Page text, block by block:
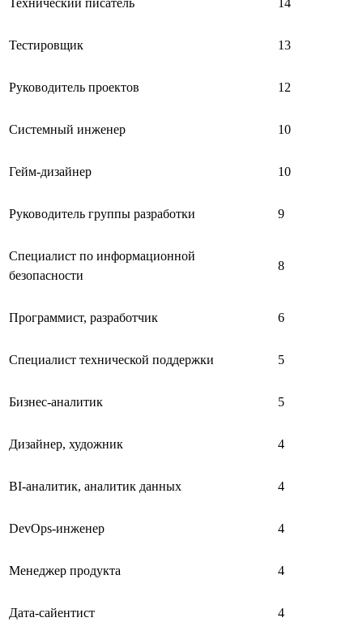
Тестировщик 13
Руководитель проектов 12
Системный инженер 10
Гейм-дизайнер 10
Руководитель группы разработки 9
Специалист по информационной
безопасности
8
Программист, разработчик 6
Специалист технической поддержки 5
Бизнес-аналитик 5
Дизайнер, художник 4
BI-аналитик, аналитик данных 4
DevOps-инженер 4
Менеджер продукта 4
Дата-сайентист 4